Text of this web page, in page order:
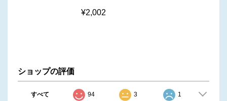
¥2,002
ショップの評価
すべて 94 3 1